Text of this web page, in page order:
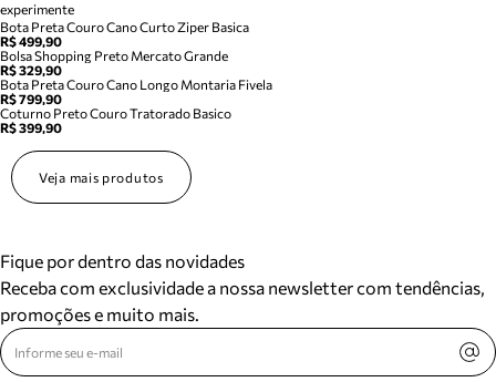
experimente
Bota Preta Couro Cano Curto Ziper Basica
R$ 499,90
Bolsa Shopping Preto Mercato Grande
R$ 329,90
Bota Preta Couro Cano Longo Montaria Fivela
R$ 799,90
Coturno Preto Couro Tratorado Basico
R$ 399,90
Veja mais produtos
Fique por dentro das novidades
Receba com exclusividade a nossa newsletter com tendências,
promoções e muito mais.